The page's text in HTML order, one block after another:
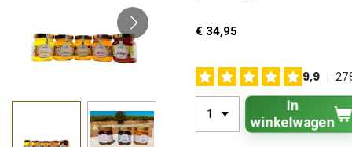
€ 34,95
In
winkelwagen